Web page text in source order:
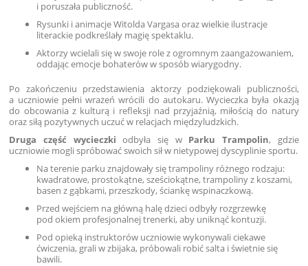
i poruszała publiczność.
Rysunki i animacje Witolda Vargasa oraz wielkie ilustracje
literackie podkreślały magię spektaklu.
Aktorzy wcielali się w swoje role z ogromnym zaangażowaniem,
oddając emocje bohaterów w sposób wiarygodny.
Po zakończeniu przedstawienia aktorzy podziękowali publiczności,
a uczniowie pełni wrażeń wrócili do autokaru. Wycieczka była okazją
do obcowania z kulturą i refleksji nad przyjaźnią, miłością do natury
oraz siłą pozytywnych uczuć w relacjach międzyludzkich.
Druga część wycieczki odbyła się w Parku Trampolin, gdzie
uczniowie mogli spróbować swoich sił w nietypowej dyscyplinie sportu.
Na terenie parku znajdowały się trampoliny różnego rodzaju:
kwadratowe, prostokątne, sześciokątne, trampoliny z koszami,
basen z gąbkami, przeszkody, ściankę wspinaczkową.
Przed wejściem na główną halę dzieci odbyły rozgrzewkę
pod okiem profesjonalnej trenerki, aby uniknąć kontuzji.
Pod opieką instruktorów uczniowie wykonywali ciekawe
ćwiczenia, grali w zbijaka, próbowali robić salta i świetnie się
bawili.